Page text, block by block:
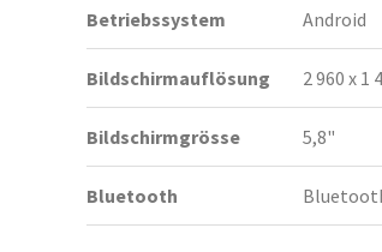
Betriebssystem Android
Bildschirmauflösung 2 960 x 1
Bildschirmgrösse 5,8"
Bluetooth